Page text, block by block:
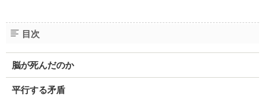
目次
脳が死んだのか
平行する矛盾